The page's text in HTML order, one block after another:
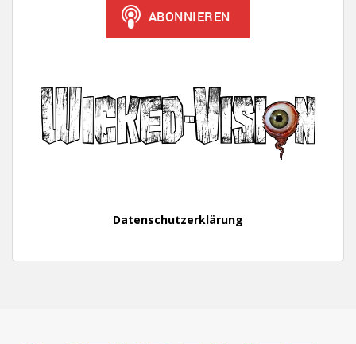
Datenschutzerklärung